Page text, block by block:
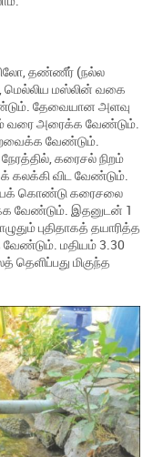
தண்ணீர் (நல்ல
மெல்லிய மஸ்லின் வகை
தேவையான அளவு
வரை அரைக்க வேண்டும்.
வேண்டும்.
கரைசல் நிறம்
விட வேண்டும்.
கொண்டு கரைசலை
வேண்டும். இதனுடன் 1
புதிதாகத் தயாரித்த
மதியம் 3.30
மிகுந்த